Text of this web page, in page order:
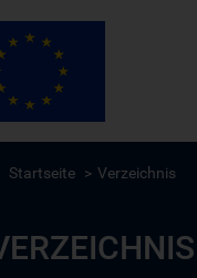
Startseite Verzeichnis